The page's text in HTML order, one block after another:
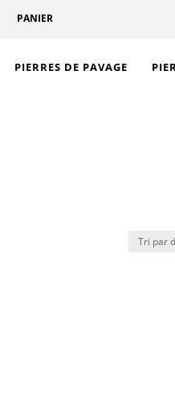
PANIER
PIERRES DE PAVAGE